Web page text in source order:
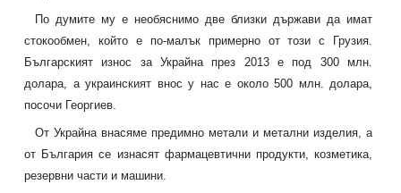
По думите му е необяснимо две близки държави да имат
стокообмен, който е по-малък примерно от този с Грузия.
Българският износ за Украйна през 2013 е под 300 млн.
долара, а украинският внос у нас е около 500 млн. долара,
посочи Георгиев.
От Украйна внасяме предимно метали и метални изделия, а
от България се изнасят фармацевтични продукти, козметика,
резервни части и машини.